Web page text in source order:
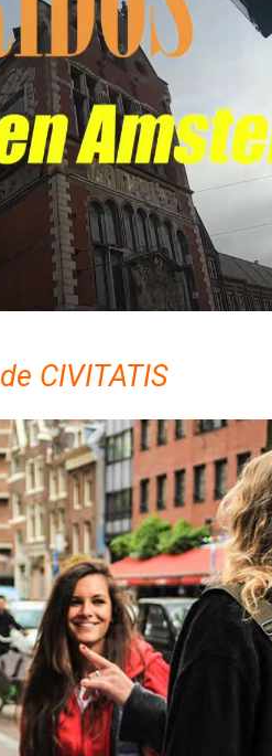
de CIVITATIS